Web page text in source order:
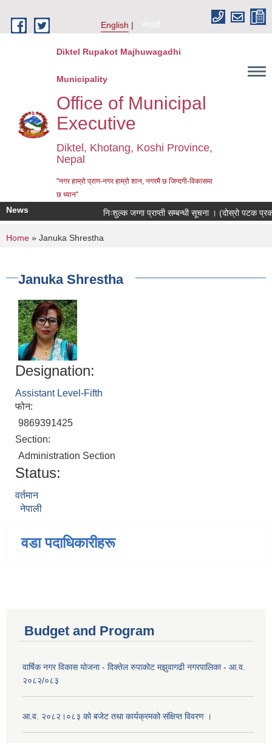
English
नेपाली
Diktel Rupakot Majhuwagadhi
Municipality
Office of Municipal
Executive
Diktel, Khotang, Koshi Province,
Nepal
"नगर हाम्रो प्राण-नगर हाम्रो शान, नगरमै छ जिन्दगी-विकासमा
छ ध्यान"
News निःशुल्क जग्गा प्राप्ती सम्बन्धी सूचना । (दोस्रो पटक
You are here
Home » Januka Shrestha
Januka Shrestha
Designation:
Assistant Level-Fifth
फोन:
9869391425
Section:
Administration Section
Status:
वर्तमान
नेपाली
वडा पदाधिकारीहरू
Budget and Program
वार्षिक नगर विकास योजना - दिक्तेल रुपाकोट मझुवागढी नगरपालिका - आ.व.
२०८२/०८३
आ.व. २०८२।०८३ को बजेट तथा कार्यक्रमको संक्षिप्त विवरण ।